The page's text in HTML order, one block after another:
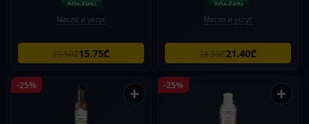
Масло и уксус
22.50₾15.75₾
Масло и уксус
28.50₾21.40₾
-25% + -25% +